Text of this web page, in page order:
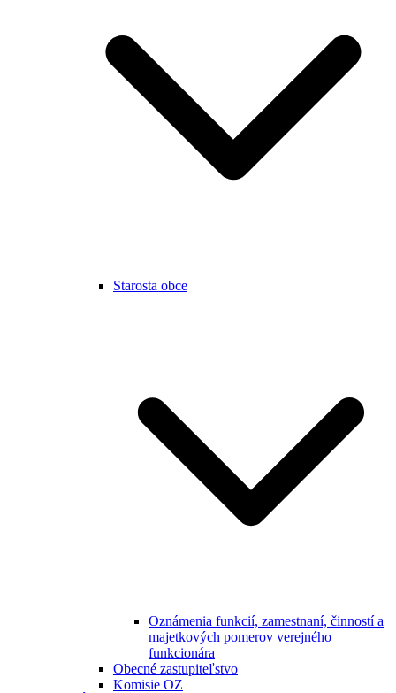
Starosta obce
Oznámenia funkcií, zamestnaní, činností a
majetkových pomerov verejného
funkcionára
Obecné zastupiteľstvo
Komisie OZ